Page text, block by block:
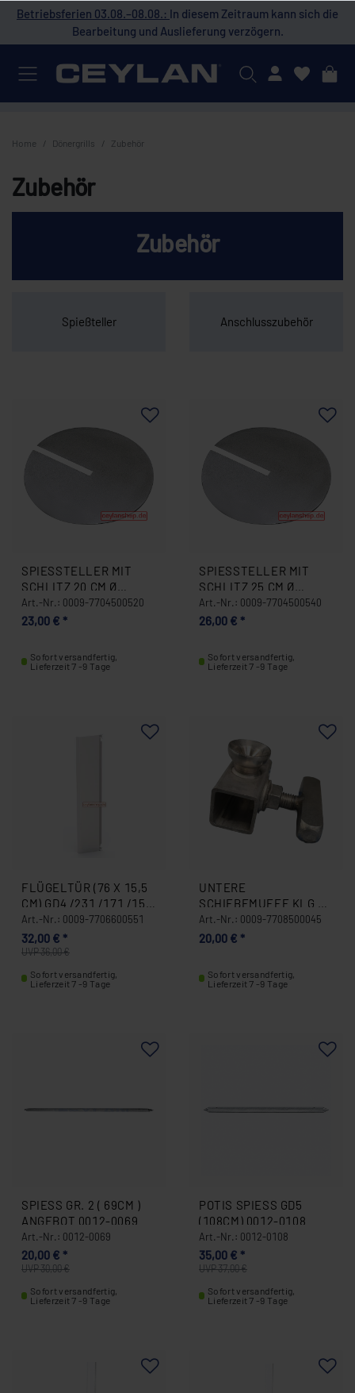
Betriebsferien 03.08.–08.08.: In diesem Zeitraum kann sich die
Bearbeitung und Auslieferung verzögern.
Mein Konto
Home Dönergrills Zubehör
Zubehör
Zubehör
Spießteller Anschlusszubehör
SPIESSTELLER MIT S
CHLITZ 20 CM Ø S
CHLITZ 1,2 CM 0009-7
704500520
Art.-Nr.: 0009-7704500520
23,00 € *
Sofort versandfertig,
Lieferzeit 7 -9 Tage
SPIESSTELLER MIT S
CHLITZ 25 CM Ø S
CHLITZ 1,2 CM 0009-7
704500540
Art.-Nr.: 0009-7704500540
26,00 € *
Sofort versandfertig,
Lieferzeit 7 -9 Tage
FLÜGELTÜR (76 X 15,5
CM) GD4 /231 /171 /151
/221 KLG ALTE MODEL
MIT SCHRAUBEN SET
0009-7706600551
Art.-Nr.: 0009-7706600551
UVP 36,00 €
32,00 € *
Sofort versandfertig,
Lieferzeit 7 -9 Tage
UNTERE
SCHIEBEMUFFE KLG 20
MM HG MODEL (KURZE
SCHRAUBE ) 0009-
Art.-Nr.: 0009-7708500045
20,00 € *
Sofort versandfertig,
Lieferzeit 7 -9 Tage
SPIESS GR. 2 ( 69CM ) A
NGEBOT 0012-0069
Art.-Nr.: 0012-0069
UVP 30,00 €
20,00 € *
Sofort versandfertig,
Lieferzeit 7 -9 Tage
POTIS SPIESS GD5 (
108CM) 0012-0108
Art.-Nr.: 0012-0108
UVP 37,00 €
35,00 € *
Sofort versandfertig,
Lieferzeit 7 -9 Tage